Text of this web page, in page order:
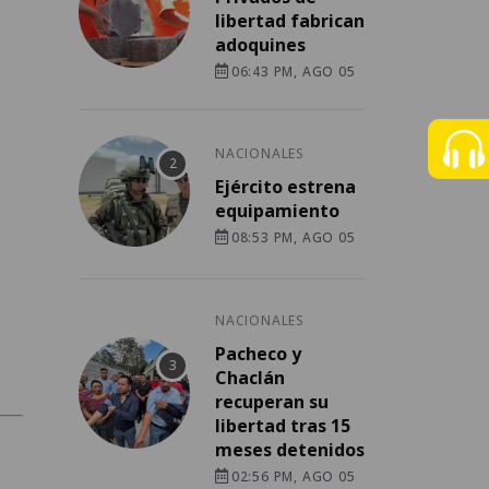
libertad fabrican
adoquines
06:43 PM, AGO 05
NACIONALES
Ejército estrena
equipamiento
08:53 PM, AGO 05
NACIONALES
Pacheco y
Chaclán
recuperan su
libertad tras 15
meses detenidos
02:56 PM, AGO 05